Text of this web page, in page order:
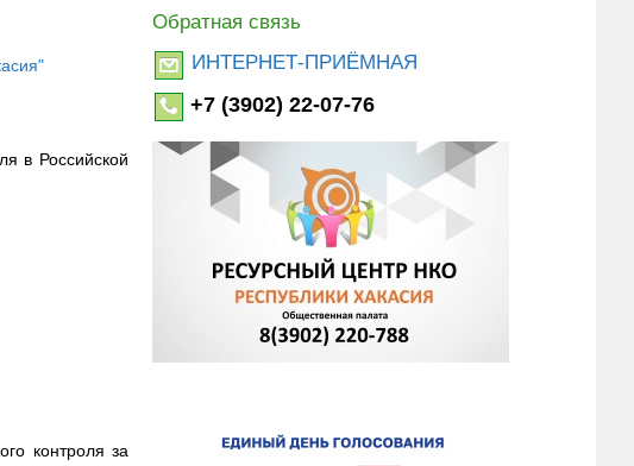
в Российской
контроля за
Обратная связь
ИНТЕРНЕТ-ПРИЁМНАЯ
+7 (3902) 22-07-76